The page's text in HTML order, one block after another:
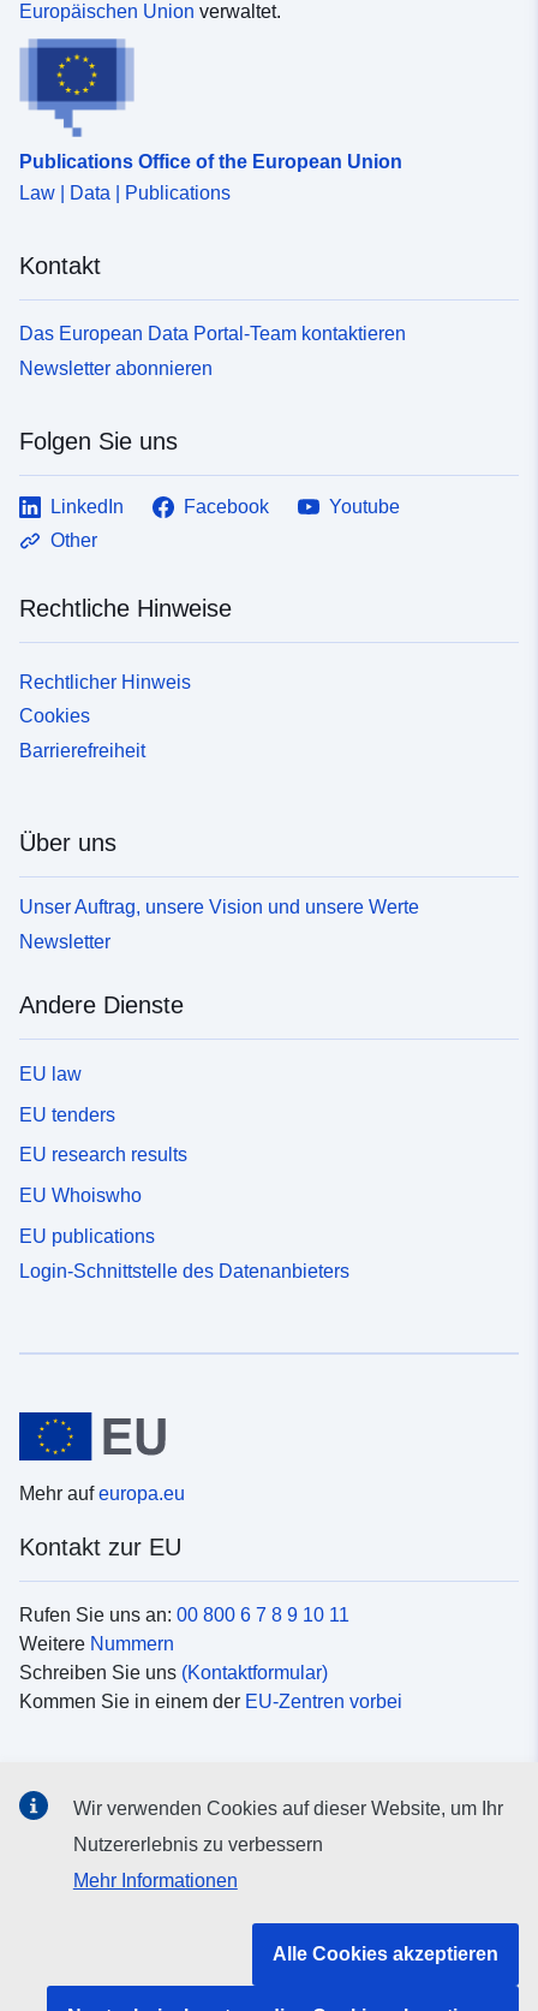
Europäischen Union verwaltet.
Publications Office of the European Union
Law | Data | Publications
Kontakt
Das European Data Portal-Team kontaktieren
Newsletter abonnieren
Folgen Sie uns
LinkedIn Facebook
Youtube
Other
Rechtliche Hinweise
Rechtlicher Hinweis
Cookies
Barrierefreiheit
Über uns
Unser Auftrag, unsere Vision und unsere Werte
Newsletter
Andere Dienste
EU law
EU tenders
EU research results
EU Whoiswho
EU publications
Login-Schnittstelle des Datenanbieters
Mehr aufeuropa.eu
Kontakt zur EU
Rufen Sie uns an: 00 800 6 7 8 9 10 11
Weitere Nummern
Schreiben Sie uns (Kontaktformular)
Kommen Sie in einem der EU-Zentren vorbei
Suche nach EUSocial-Media-Kanäle
Organe und Einrichtungen der EU
Wir verwenden Cookies auf dieser Website, um Ihr
Nutzererlebnis zu verbessern
Mehr Informationen
Alle Cookies akzeptieren